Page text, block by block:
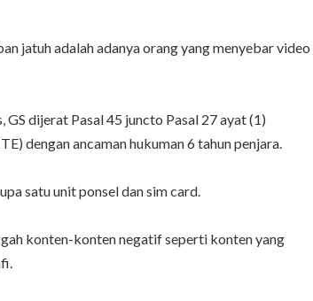
jatuh adalah adanya orang yang menyebar video
dijerat Pasal 45 juncto Pasal 27 ayat (1)
dengan ancaman hukuman 6 tahun penjara.
satu unit ponsel dan sim card.
konten-konten negatif seperti konten yang